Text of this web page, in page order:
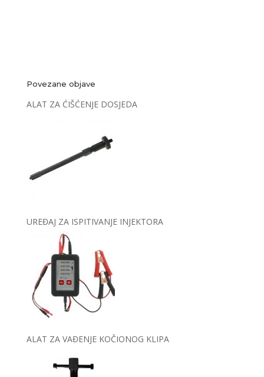
Povezane objave
ALAT ZA ĆIŠĆENJE DOSJEDA
UREĐAJ ZA ISPITIVANJE INJEKTORA
ALAT ZA VAĐENJE KOČIONOG KLIPA